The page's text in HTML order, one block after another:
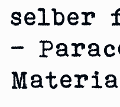
selber
-